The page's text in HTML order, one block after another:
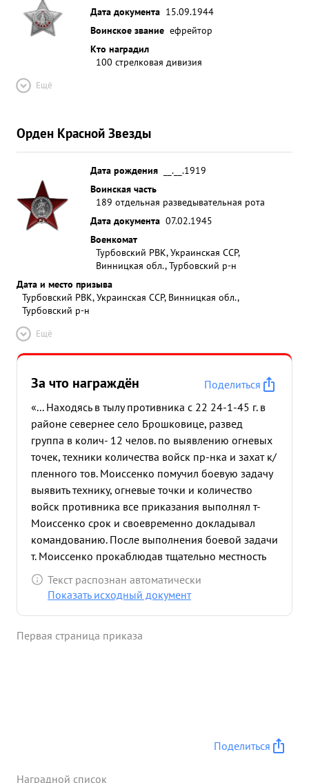
Дата документа 15.09.1944
Воинское звание ефрейтор
Кто наградил
100 стрелковая дивизия
Ещё
Орден Красной Звезды
Дата рождения
__.__.1919
Воинская часть
189 отдельная разведывательная рота
Дата документа 07.02.1945
Военкомат
Турбовский РВК, Украинская ССР,
Винницкая обл., Турбовский р-н
Дата и место призыва
Турбовский РВК, Украинская ССР, Винницкая обл.,
Турбовский р-н
Ещё
За что награждён
Поделиться
«... Находясь в тылу противника с 22 24-1-45 г. в
районе севернее село Брошковице, развед
группа в колич- 12 челов. по выявлению огневых
точек, техники количества войск пр-нка и захат к/
пленного тов. Моиссенко помучил боевую задачу
выявить технику, огневые точки и количество
войск противника все приказания выполнял т-
Моиссенко срок и своевременно докладывал
командованию. После выполнения боевой задачи
т. Моиссенко прокаблюдав тщательно местность
заметил группу немецких солдать около 40 челов,
подал знак товарищам а сам с лева подполз в 20
4х немцев захватил 3 немцев в плен, 4 автомата 1
Текст распознан автоматически
Показать исходный документ
Первая страница приказа
Поделиться
Наградной список